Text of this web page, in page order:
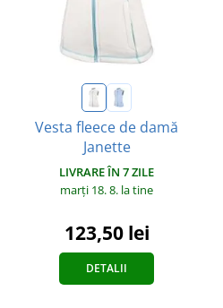
Vesta fleece de damă
Janette
LIVRARE ÎN 7 ZILE
marți 18. 8. la tine
123,50 lei
DETALII